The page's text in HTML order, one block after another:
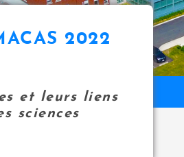
2022
et leurs liens
sciences